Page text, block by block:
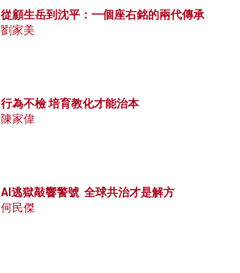
從顧生岳到沈平：一個座右銘的兩代傳承
劉家美
行為不檢 培育教化才能治本
陳家偉
AI逃獄敲響警號 全球共治才是解方
何民傑